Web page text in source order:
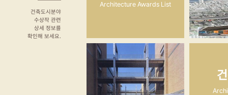
건축도시분야
수상작 관련
상세 정보를
확인해 보세요.
Architecture Awards List